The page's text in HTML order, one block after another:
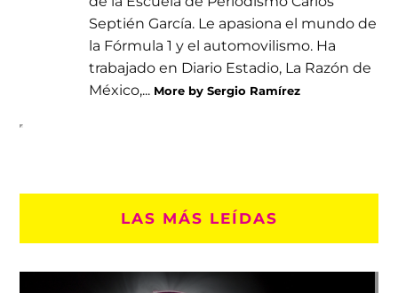
Septién García. Le apasiona el mundo de
la Fórmula 1 y el automovilismo. Ha
trabajado en Diario Estadio, La Razón de
México,... More by Sergio Ramírez
LAS MÁS LEÍDAS